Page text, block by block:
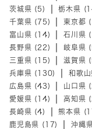
茨城県 (5)
栃木県
千葉県 (75)
東京都
富山県 (14)
石川県
長野県 (22)
岐阜県
三重県 (15)
滋賀県
兵庫県 (130)
和歌
広島県 (43)
山口県
愛媛県 (14)
高知県
長崎県 (4)
熊本県
鹿児島県 (17)
沖縄